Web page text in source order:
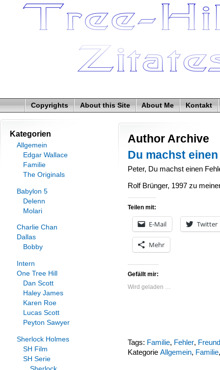
Copyrights About this Site About Me Kontakt
Author Archive
Du machst
Peter, Du machst einen
Rolf Brünger, 1997 zu
Teilen mit:
E-Mail Twitter
Mehr
Gefällt mir:
Wird geladen …
Tags: Familie, Fehler,
Kategorie Allgemein, Familie
Kategorien
Allgemein
Edgar Wallace
Familie
The Originals
Babylon 5
Delenn
Molari
Charlie Chan
Dallas
Bobby
Intern
One Tree Hill
Dan Scott
Haley James
Karen Roe
Lucas Scott
Peyton Sawyer
Sherlock Holmes
SH Film
SH Serie